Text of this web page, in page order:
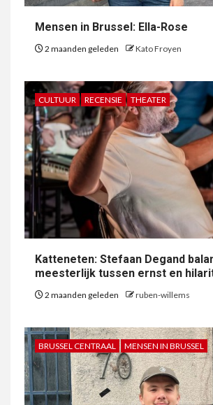
Mensen in Brussel: Ella-Rose
2 maanden geleden Kato Froyen
CULTUUR RECENSIE THEATER
Katteneten: Stefaan Degand
meesterlijk tussen ernst en
2 maanden geleden ruben-willems
BRUSSEL CENTRAAL MENSEN IN BRUSSEL